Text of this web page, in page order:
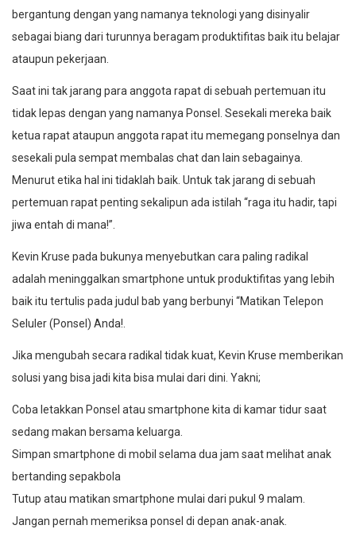
bergantung dengan yang namanya teknologi yang disinyalir
sebagai biang dari turunnya beragam produktifitas baik itu belajar
ataupun pekerjaan.
Saat ini tak jarang para anggota rapat di sebuah pertemuan itu
tidak lepas dengan yang namanya Ponsel. Sesekali mereka baik
ketua rapat ataupun anggota rapat itu memegang ponselnya dan
sesekali pula sempat membalas chat dan lain sebagainya.
Menurut etika hal ini tidaklah baik. Untuk tak jarang di sebuah
pertemuan rapat penting sekalipun ada istilah “raga itu hadir, tapi
jiwa entah di mana!”.
Kevin Kruse pada bukunya menyebutkan cara paling radikal
adalah meninggalkan smartphone untuk produktifitas yang lebih
baik itu tertulis pada judul bab yang berbunyi “Matikan Telepon
Seluler (Ponsel) Anda!.
Jika mengubah secara radikal tidak kuat, Kevin Kruse memberikan
solusi yang bisa jadi kita bisa mulai dari dini. Yakni;
Coba letakkan Ponsel atau smartphone kita di kamar tidur saat
sedang makan bersama keluarga.
Simpan smartphone di mobil selama dua jam saat melihat anak
bertanding sepakbola
Tutup atau matikan smartphone mulai dari pukul 9 malam.
Jangan pernah memeriksa ponsel di depan anak-anak.